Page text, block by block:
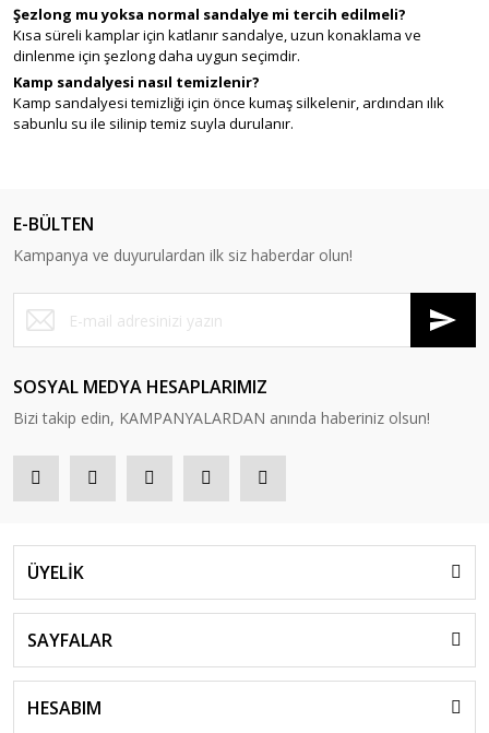
Şezlong mu yoksa normal sandalye mi tercih edilmeli?
Kısa süreli kamplar için katlanır sandalye, uzun konaklama ve
dinlenme için şezlong daha uygun seçimdir.
Kamp sandalyesi nasıl temizlenir?
Kamp sandalyesi temizliği için önce kumaş silkelenir, ardından ılık
sabunlu su ile silinip temiz suyla durulanır.
E-BÜLTEN
Kampanya ve duyurulardan ilk siz haberdar olun!
SOSYAL MEDYA HESAPLARIMIZ
Bizi takip edin, KAMPANYALARDAN anında haberiniz olsun!
ÜYELİK
SAYFALAR
HESABIM